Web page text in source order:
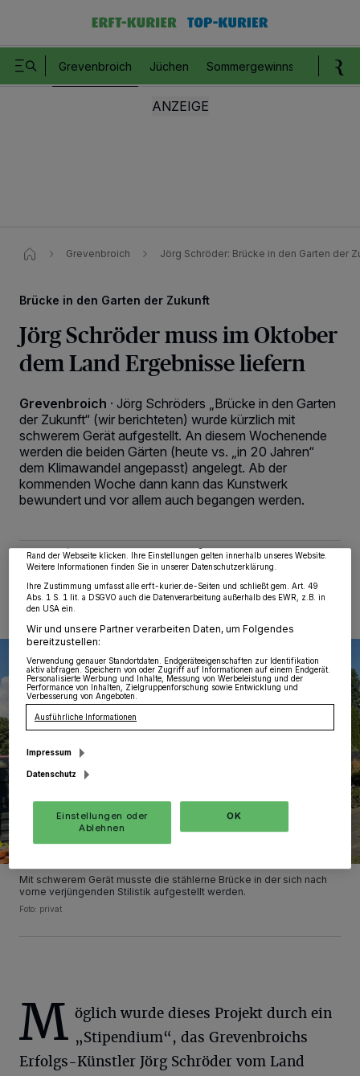
Grevenbroich Jüchen Sommergewinnspiel
Grevenbroich Jörg Schröder: Brücke in den Garten der
Brücke in den Garten der Zukunft
Jörg Schröder muss im Oktober
dem Land Ergebnisse liefern
Grevenbroich · Jörg Schröders „Brücke in den Garten
der Zukunft“ (wir berichteten) wurde kürzlich mit
schwerem Gerät aufgestellt. An diesem Wochenende
werden die beiden Gärten (heute vs. „in 20 Jahren“
dem Klimawandel angepasst) angelegt. Ab der
kommenden Woche dann kann das Kunstwerk
bewundert und vor allem auch begangen werden.
03.09.2022 , 10:15 Uhr 2 Minuten Lesezeit
Mit schwerem Gerät musste die stählerne Brücke in der sich nach
vorne verjüngenden Stilistik aufgestellt werden.
Foto: privat
M öglich wurde dieses Projekt durch ein
„Stipendium“, das Grevenbroichs
Erfolgs-Künstler Jörg Schröder vom Land
Wir und unsere218-Partner speichern und greifen auf personenbezogene Daten
wie Browserdaten oder eindeutige Kennungen auf Ihrem Gerät zu. Durch Auswahl
von OK aktivieren Sie Tracking-Technologien für die unter „Wir und unsere
Partner verarbeiten Daten, um Ihnen Dienste bereitzustellen“ aufgeführten
Rand der Webseite klicken. Ihre Einstellungen gelten innerhalb unseres Website.
Weitere Informationen finden Sie in unserer Datenschutzerklärung.
Ihre Zustimmung umfasst alle erft-kurier.de-Seiten und schließt gem. Art. 49
Abs. 1 S. 1 lit. a DSGVO auch die Datenverarbeitung außerhalb des EWR, z.B. in
den USA ein.
Wir und unsere Partner verarbeiten Daten, um Folgendes
bereitzustellen:
Verwendung genauer Standortdaten. Endgeräteeigenschaften zur Identifikation
aktiv abfragen. Speichern von oder Zugriff auf Informationen auf einem Endgerät.
Personalisierte Werbung und Inhalte, Messung von Werbeleistung und der
Performance von Inhalten, Zielgruppenforschung sowie Entwicklung und
Verbesserung von Angeboten.
Ausführliche Informationen
Impressum
Datenschutz
Einstellungen oder
Ablehnen
OK